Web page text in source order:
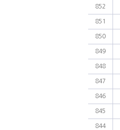
852
851
850
849
848
847
846
845
844